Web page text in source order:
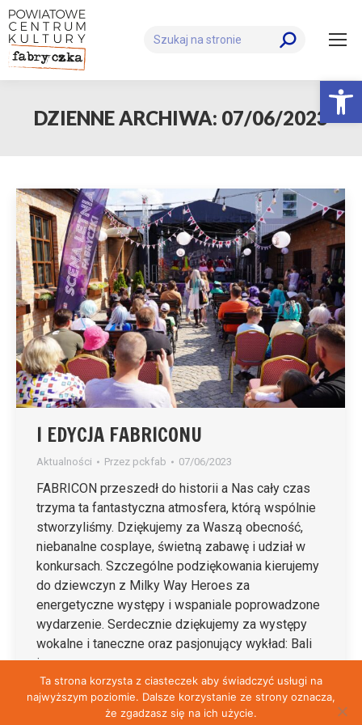
Szukaj:
DZIENNE ARCHIWA: 07/06/2023
I EDYCJA FABRICONU
Aktualności Przez pckfab 07/06/2023
FABRICON przeszedł do historii a Nas cały czas
trzyma ta fantastyczna atmosfera, którą wspólnie
stworzyliśmy. Dziękujemy za Waszą obecność,
niebanalne cosplaye, świetną zabawę i udział w
konkursach. Szczególne podziękowania kierujemy
do dziewczyn z Milky Way Heroes za
energetyczne występy i wspaniale poprowadzone
wydarzenie. Serdecznie dziękujemy za występy
wokalne i taneczne oraz pasjonujący wykład: Bali
i…
Ta strona korzysta z ciasteczek aby świadczyć usługi na
najwyższym poziomie. Dalsze korzystanie ze strony oznacza,
że zgadzasz się na ich użycie.